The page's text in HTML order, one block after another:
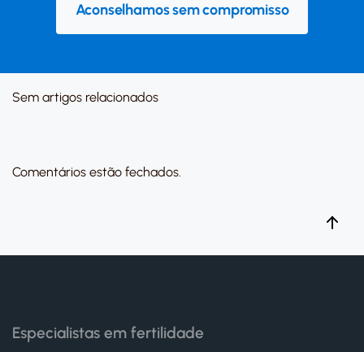
Aconselhamos sem compromisso
Sem artigos relacionados
Comentários estão fechados.
Especialistas em fertilidade